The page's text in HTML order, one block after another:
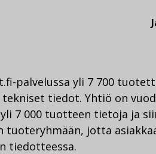
palvelussa yli 7 700
tiedot. Yhtiö on
7 000 tuotteen tietoja ja
tuoteryhmään, jotta
tiedotteessa.